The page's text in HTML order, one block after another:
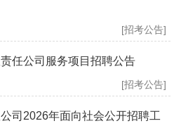
[招考公告]
任公司服务项目招聘公告
[招考公告]
司2026年面向社会公开招聘工